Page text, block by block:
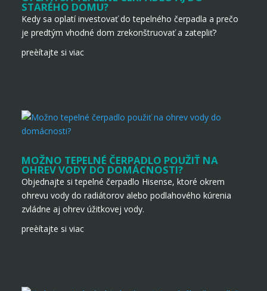
STARÉHO DOMU?
Kedy sa oplatí investovať do tepelného čerpadla a prečo
je predtým vhodné dom zrekonštruovať a zatepliť?
preèítajte si viac
MOŽNO TEPELNÉ ČERPADLO POUŽIŤ NA
OHREV VODY DO DOMÁCNOSTI?
Objednajte si tepelné čerpadlo Hisense, ktoré okrem
ohrevu vody do radiátorov alebo podlahového kúrenia
zvládne aj ohrev úžitkovej vody.
preèítajte si viac